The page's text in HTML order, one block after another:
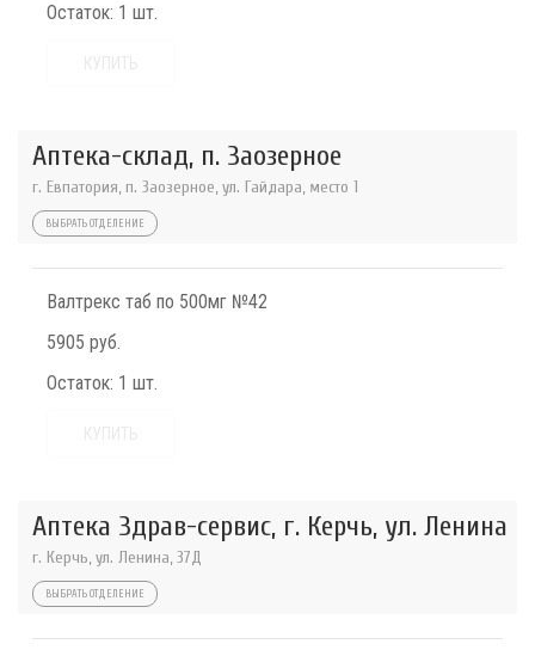
Остаток: 1 шт.
Аптека-склад, п. Заозерное
г. Евпатория, п. Заозерное, ул. Гайдара, место 1
ВЫБРАТЬ ОТДЕЛЕНИЕ
Валтрекс таб по 500мг №42
5905 руб.
Остаток: 1 шт.
Аптека Здрав-сервис, г. Керчь, ул. Ленина
г. Керчь, ул. Ленина, 37Д
ВЫБРАТЬ ОТДЕЛЕНИЕ